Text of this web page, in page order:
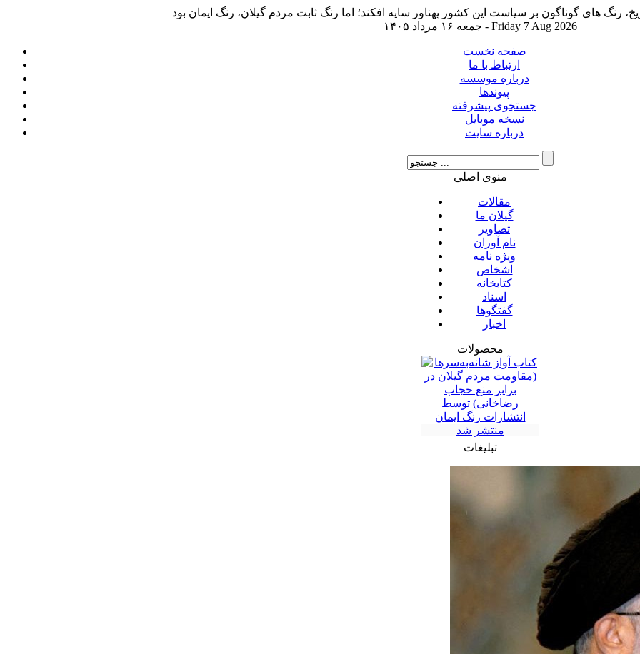
جمعه ۱۶ مرداد ۱۴۰۵ - Friday 7 Aug 2026
صفحه نخست
ارتباط با ما
درباره موسسه
پیوندها
جستجوی پیشرفته
نسخه موبایل
درباره سایت
منوی اصلی
مقالات
گیلان ما
تصاویر
نام آوران
ویژه نامه
اشخاص
کتابخانه
اسناد
گفتگوها
اخبار
محصولات
تبلیغات